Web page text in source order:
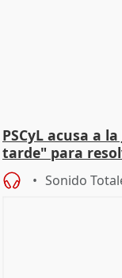
PSCyL acusa a
tarde" para
Sonido